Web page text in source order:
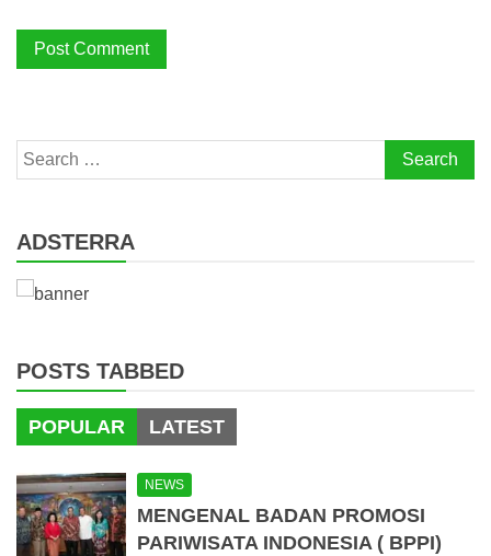
Search
for:
ADSTERRA
POSTS TABBED
POPULAR LATEST
NEWS
MENGENAL BADAN PROMOSI
PARIWISATA INDONESIA ( BPPI)